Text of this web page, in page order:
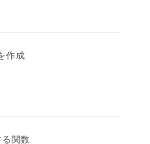
作成
関数